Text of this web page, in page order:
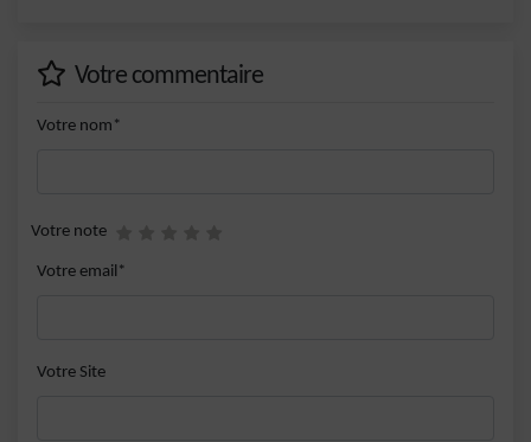
Votre commentaire
Votre nom*
Votre note
Votre email*
Votre Site